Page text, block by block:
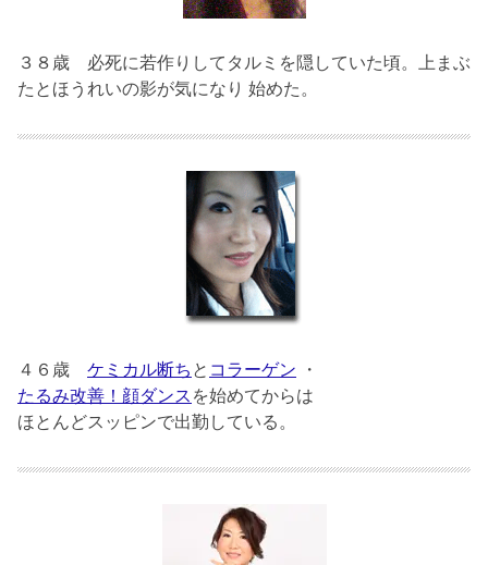
３８歳 必死に若作りしてタルミを隠していた頃。上まぶ
たとほうれいの影が気になり 始めた。
４６歳 ケミカル断ち と コラーゲン ・
たるみ改善！顔ダンス を始めてからは
ほとんどスッピンで出勤している。